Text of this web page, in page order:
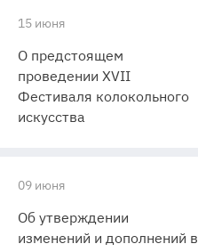
15 июня
О предстоящем
проведении XVII
Фестиваля колокольного
искусства
09 июня
Об утверждении
изменений и дополнений в